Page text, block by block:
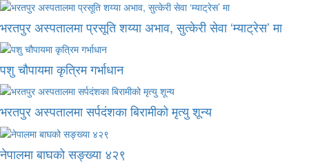
भरतपुर अस्पतालमा प्रसूति शय्या अभाव, सुत्केरी सेवा ‘म्याट्रेस’ मा
पशु चौपायमा कृत्रिम गर्भाधान
भरतपुर अस्पतालमा सर्पदंशका बिरामीको मृत्यु शून्य
नेपालमा बाघको सङ्ख्या ४२९